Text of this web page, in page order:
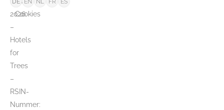
2026
–
Hotels
for
Trees
–
RSIN-
Nummer:
Cookies
DE EN NL FR ES